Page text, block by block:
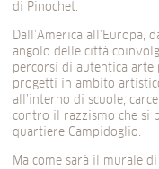
di Pinochet.
Dall’America all’Europa,
angolo delle città
percorsi di autentica
progetti in ambito
all’interno di scuole,
contro il razzismo che si
quartiere Campidoglio.
Ma come sarà il murale